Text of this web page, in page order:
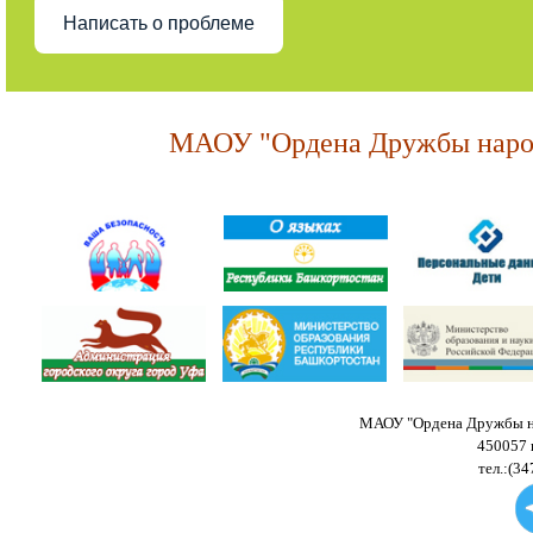
Написать о проблеме
МАОУ "Ордена Дружбы
МАОУ "Ордена Дружбы
450057